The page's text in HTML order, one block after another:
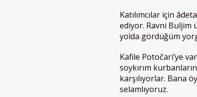
Katılımcılar için
ediyor. Ravni Buljim
yolda gördüğüm
Kafile Potočari’ye
soykırım
karşılıyorlar. Bana
selamlıyoruz.